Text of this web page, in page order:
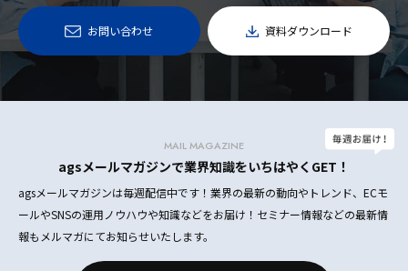
お問い合わせ 資料ダウンロード
MAIL MAGAZINE
agsメールマガジンで業界知識をいちはやくGET！
agsメールマガジンは毎週配信中です！業界の最新の動向やトレンド、ECモ
ールやSNSの運用ノウハウや知識などをお届け！セミナー情報などの最新情
報もメルマガにてお知らせいたします。